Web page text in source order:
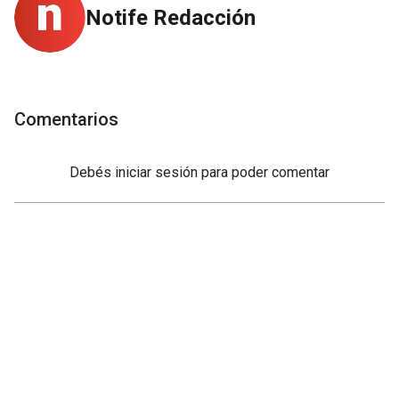
Notife Redacción
Comentarios
Debés iniciar sesión para poder comentar